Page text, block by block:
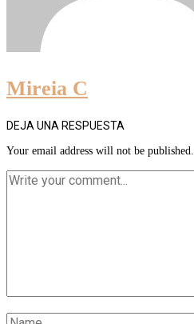
Mireia C
DEJA UNA RESPUESTA
Your email address will not be published.